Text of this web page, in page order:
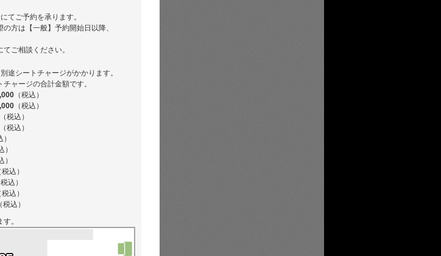
てご予約を承ります。
方は【一般】予約開始日以降、
ご相談ください。
途シートチャージがかかります。
ャージの合計金額です。
（税込）
（税込）
（税込）
（税込）
）
）
）
税込）
税込）
税込）
（税込）
。